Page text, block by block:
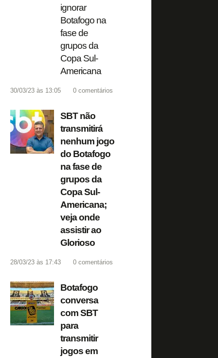
ignorar
Botafogo na
fase de
grupos da
Copa Sul-
Americana
30/03/23 às 13:05 0 comentários
SBT não
transmitirá
nenhum jogo
do Botafogo
na fase de
grupos da
Copa Sul-
Americana;
veja onde
assistir ao
Glorioso
28/03/23 às 17:43 0 comentários
Botafogo
conversa
com SBT
para
transmitir
jogos em